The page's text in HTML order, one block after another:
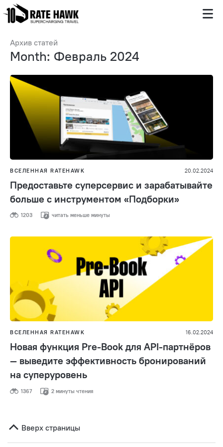
Архив статей
Month: Февраль 2024
ВСЕЛЕННАЯ RATEHAWK 20.02.2024
Предоставьте суперсервис и зарабатывайте
больше с инструментом «Подборки»
1203 читать меньше минуты
ВСЕЛЕННАЯ RATEHAWK 16.02.2024
Новая функция Pre-Book для API-партнёров
— выведите эффективность бронирований
на суперуровень
1367 2 минуты чтения
Вверх страницы